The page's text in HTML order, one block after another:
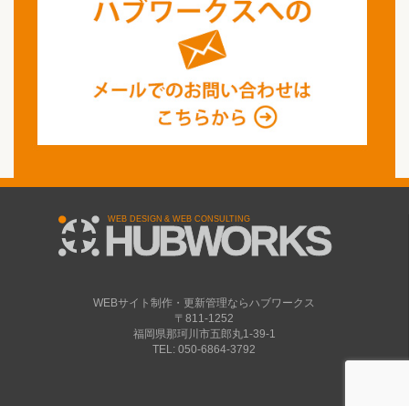
WEBサイト制作・更新管理ならハブワークス
〒811-1252
福岡県那珂川市五郎丸1-39-1
TEL: 050-6864-3792